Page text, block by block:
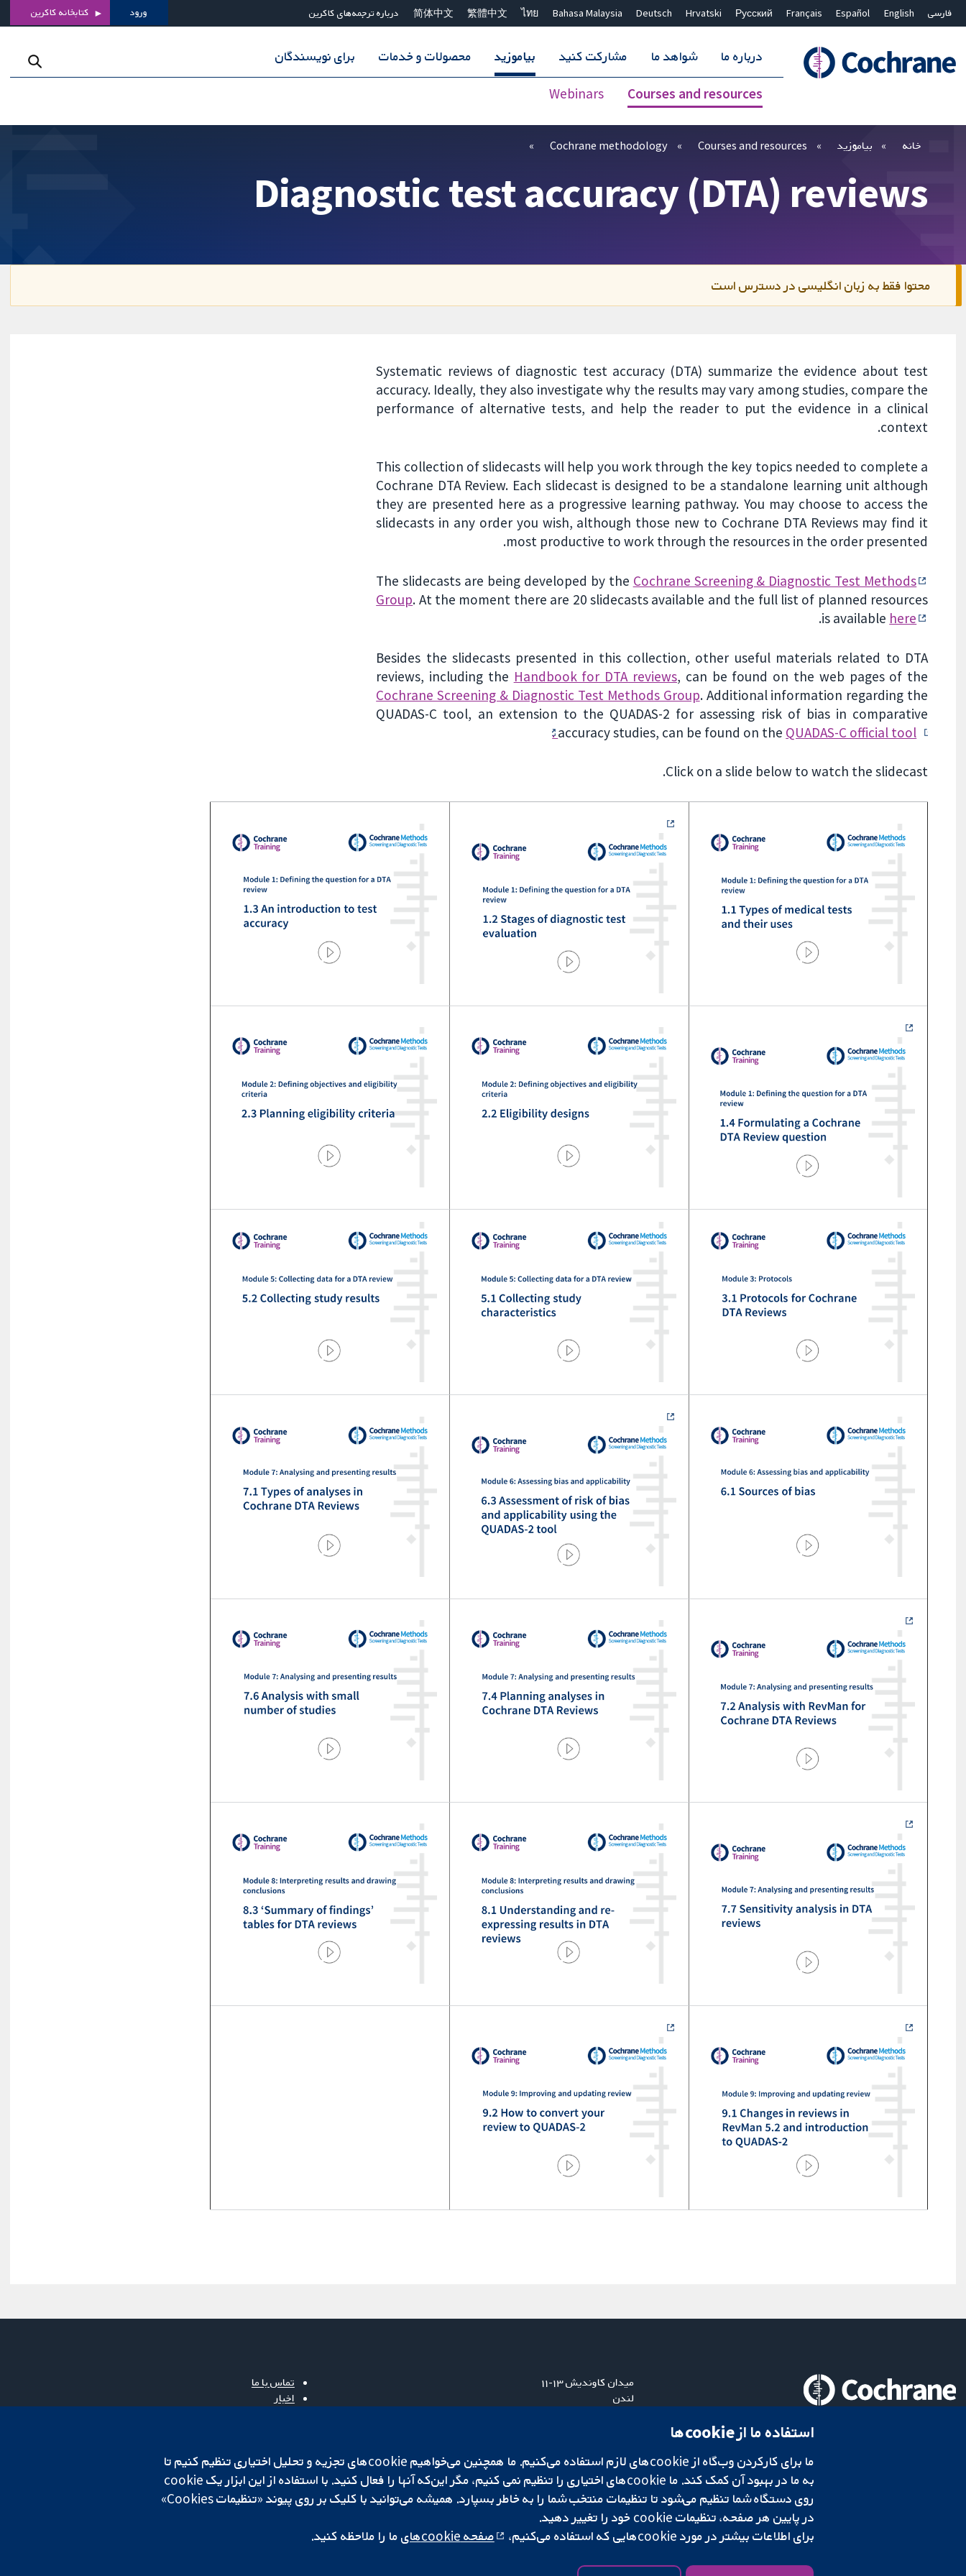
فارسی English
Español
Français
Русский
Hrvatski
Deutsch
Bahasa Malaysia
ไทย
繁體中文
简体中文 درباره ترجمه‌های کاکرین ورود کتابخانه کاکرین
درباره ما شواهد ما مشارکت کنید بیاموزید
Courses and resources
Webinars
محصولات و خدمات برای نویسندگان
خانه بیاموزید Courses and resources
Cochrane methodology
Diagnostic test accuracy (DTA) reviews
محتوا فقط به زبان انگلیسی در دسترس است
Systematic reviews of diagnostic test accuracy (DTA) summarize the evidence about test
accuracy. Ideally, they also investigate why the results may vary among studies, compare the
performance of alternative tests, and help the reader to put the evidence in a clinical
context.
This collection of slidecasts will help you work through the key topics needed to complete a
Cochrane DTA Review. Each slidecast is designed to be a standalone learning unit although
they are presented here as a progressive learning pathway. You may choose to access the
slidecasts in any order you wish, although those new to Cochrane DTA Reviews may find it
most productive to work through the resources in the order presented.
The slidecasts are being developed by the Cochrane Screening & Diagnostic Test Methods
Group. At the moment there are 20 slidecasts available and the full list of planned resources
is available here
.
Besides the slidecasts presented in this collection, other useful materials related to DTA
reviews, including the Handbook for DTA reviews, can be found on the web pages of the
Cochrane Screening & Diagnostic Test Methods Group. Additional information regarding the
QUADAS-C tool, an extension to the QUADAS-2 for assessing risk of bias in comparative
accuracy studies, can be found on the QUADAS-C official tool .
Click on a slide below to watch the slidecast.
میدان کاوندیش ۱۳-۱۱
لندن
تماس با ما
اخبار
Cochrane Library
شبکه همکاری کاکرین، یک مؤسسه خیریه (شماره 1045921) و یک شرکت با مسئولیت محدود به‌صورت ضمانت (شماره 03044323) ثبت‌شده در انگلستان و ولز است. شماره ثبت مالیات بر ارزش افزوده: GB 718 2127 49.
کپی‌رایت © ۲۰۲۵ همکاری کاکرین سلب مسئولیت حریم خصوصی| سیاست کوکی‌ها تنظیمات کوکی
استفاده ما از cookie‌ها
ما برای کارکردن وب‌گاه از cookie‌های لازم استفاده می‌کنیم. ما همچنین می‌خواهیم cookie‌های تجزیه و تحلیل اختیاری تنظیم کنیم تا
روی دستگاه شما تنظیم می‌شود تا تنظیمات منتخب شما را به خاطر بسپارد. همیشه می‌توانید با کلیک بر روی پیوند «تنظیمات Cookies»
در پایین هر صفحه، تنظیمات cookie‌ خود را تغییر دهید.
برای اطلاعات بیشتر در مورد cookie‌هایی که استفاده می‌کنیم،
صفحه cookie‌های ما را ملاحظه کنید.